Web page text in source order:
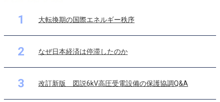
1 大転換期の国際エネルギー秩序
2 なぜ日本経済は停滞したのか
3 改訂新版 図説6kV高圧受電設備の保護協調Q&A